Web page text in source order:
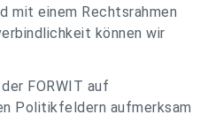
mit einem Rechtsrahmen
können wir
FORWIT auf
Politikfeldern aufmerksam